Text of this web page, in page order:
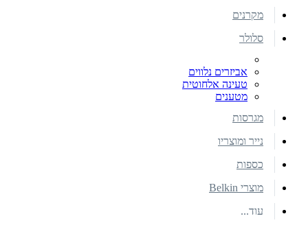
מקרנים
סלולר
אביזרים נלווים
טעינה אלחוטית
מטענים
מגרסות
נייר ומוצריו
כספות
מוצרי Belkin
עוד...